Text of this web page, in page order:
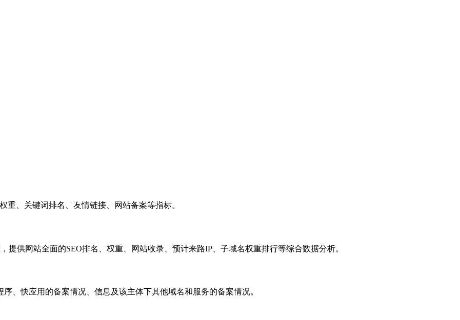
重、关键词排名、友情链接、网站备案等指标。
供网站全面的SEO排名、权重、网站收录、预计来路IP、子域名权重排行等综合数据分析。
、快应用的备案情况、信息及该主体下其他域名和服务的备案情况。